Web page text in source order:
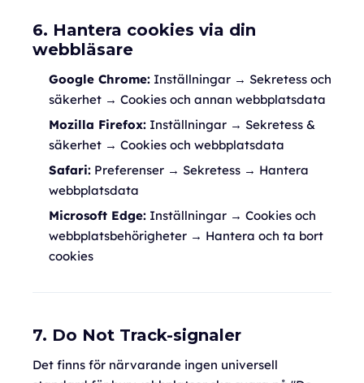
6. Hantera cookies via din
webbläsare
Google Chrome: Inställningar → Sekretess och
säkerhet → Cookies och annan webbplatsdata
Mozilla Firefox: Inställningar → Sekretess &
säkerhet → Cookies och webbplatsdata
Safari: Preferenser → Sekretess → Hantera
webbplatsdata
Microsoft Edge: Inställningar → Cookies och
webbplatsbehörigheter → Hantera och ta bort
cookies
7. Do Not Track-signaler
Det finns för närvarande ingen universell